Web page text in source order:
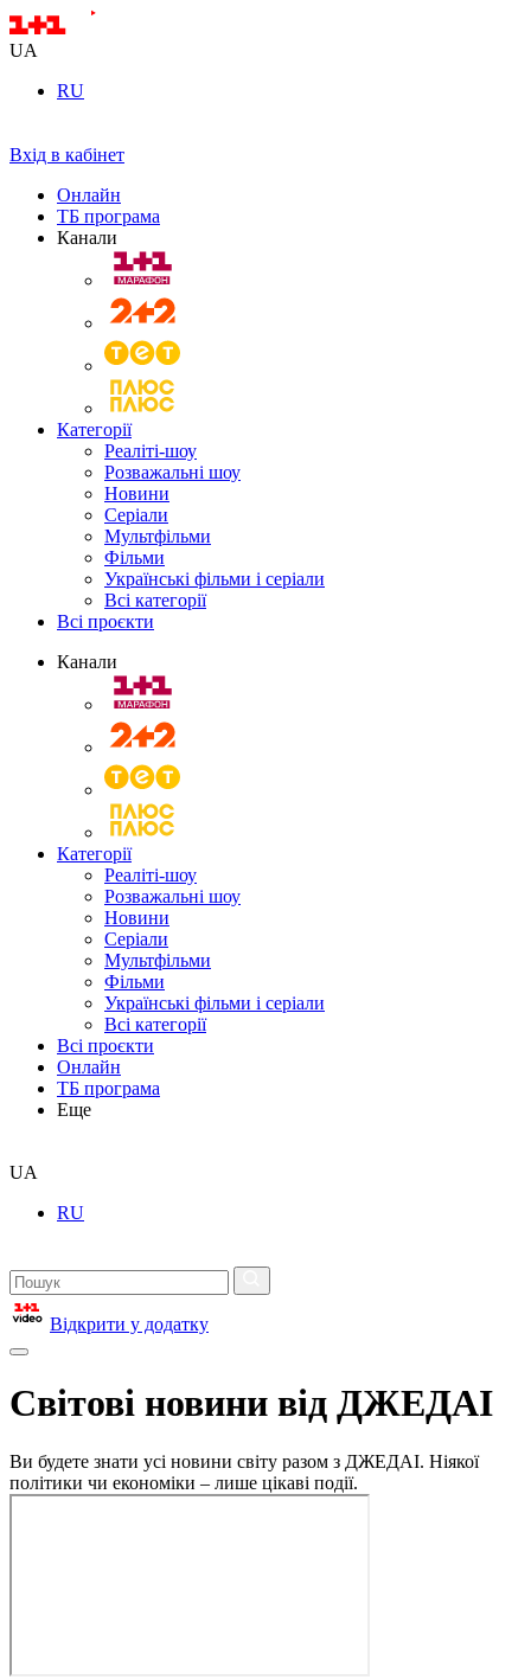
UA
RU
Вхід в кабінет
Онлайн
ТБ програма
Канали
Категорії
Реаліті-шоу
Розважальні шоу
Новини
Серіали
Мультфільми
Фільми
Українські фільми і серіали
Всі категорії
Всі проєкти
Канали
Категорії
Реаліті-шоу
Розважальні шоу
Новини
Серіали
Мультфільми
Фільми
Українські фільми і серіали
Всі категорії
Всі проєкти
Онлайн
ТБ програма
Еще
UA
RU
Відкрити у додатку
Світові новини від ДЖЕДАІ
Ви будете знати усі новини світу разом з ДЖЕДАІ. Ніякої
політики чи економіки – лише цікаві події.